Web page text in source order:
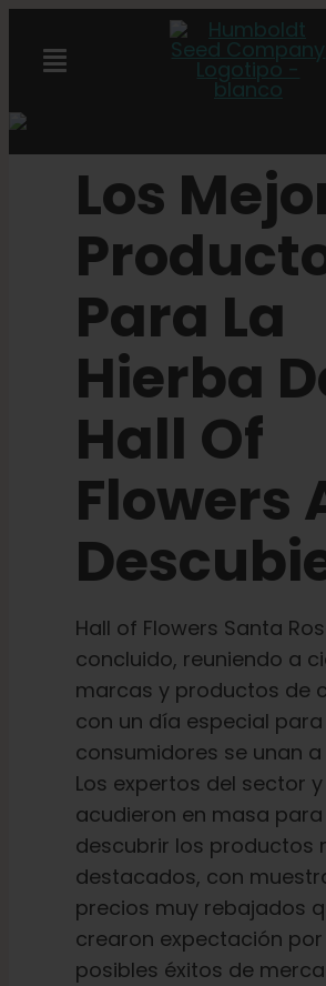
Alternar
Semillas feminizadas
Semillas Autoflower
Semillas triploides
Semillas para jardín
Aprenda
Pulse
Acerca de
Caza de fenotipos
Preservación de la genética
Póngase en contacto con
Tienda
Los
Para La
Hierba
Hall Of
Flowers
Hall of Flowers Santa
concluido, reuniendo a
marcas y productos de
con un día especial
consumidores se unan
Los expertos del sector
acudieron en masa para
descubrir los productos
destacados, con
precios muy rebajados
crearon expectación por
posibles éxitos de